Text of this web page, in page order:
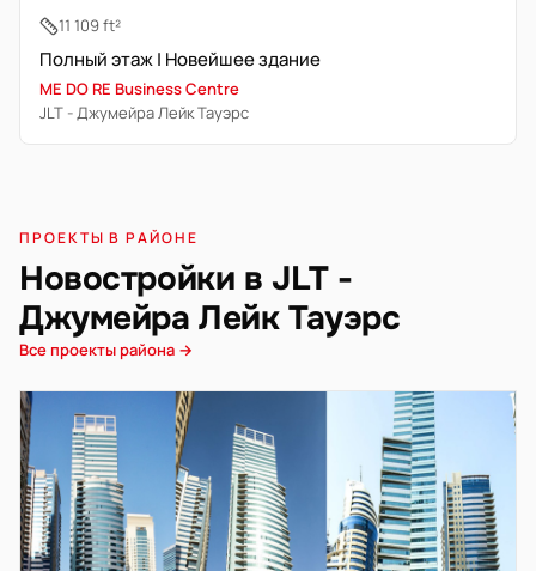
11 109 ft²
Полный этаж | Новейшее здание
ME DO RE Business Centre
JLT - Джумейра Лейк Тауэрс
ПРОЕКТЫ В РАЙОНЕ
Новостройки в JLT -
Джумейра Лейк Тауэрс
Все проекты района →